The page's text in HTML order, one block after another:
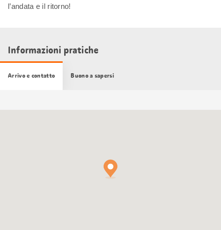
l’andata e il ritorno!
Informazioni pratiche
Arrivo e contatto Buono a sapersi